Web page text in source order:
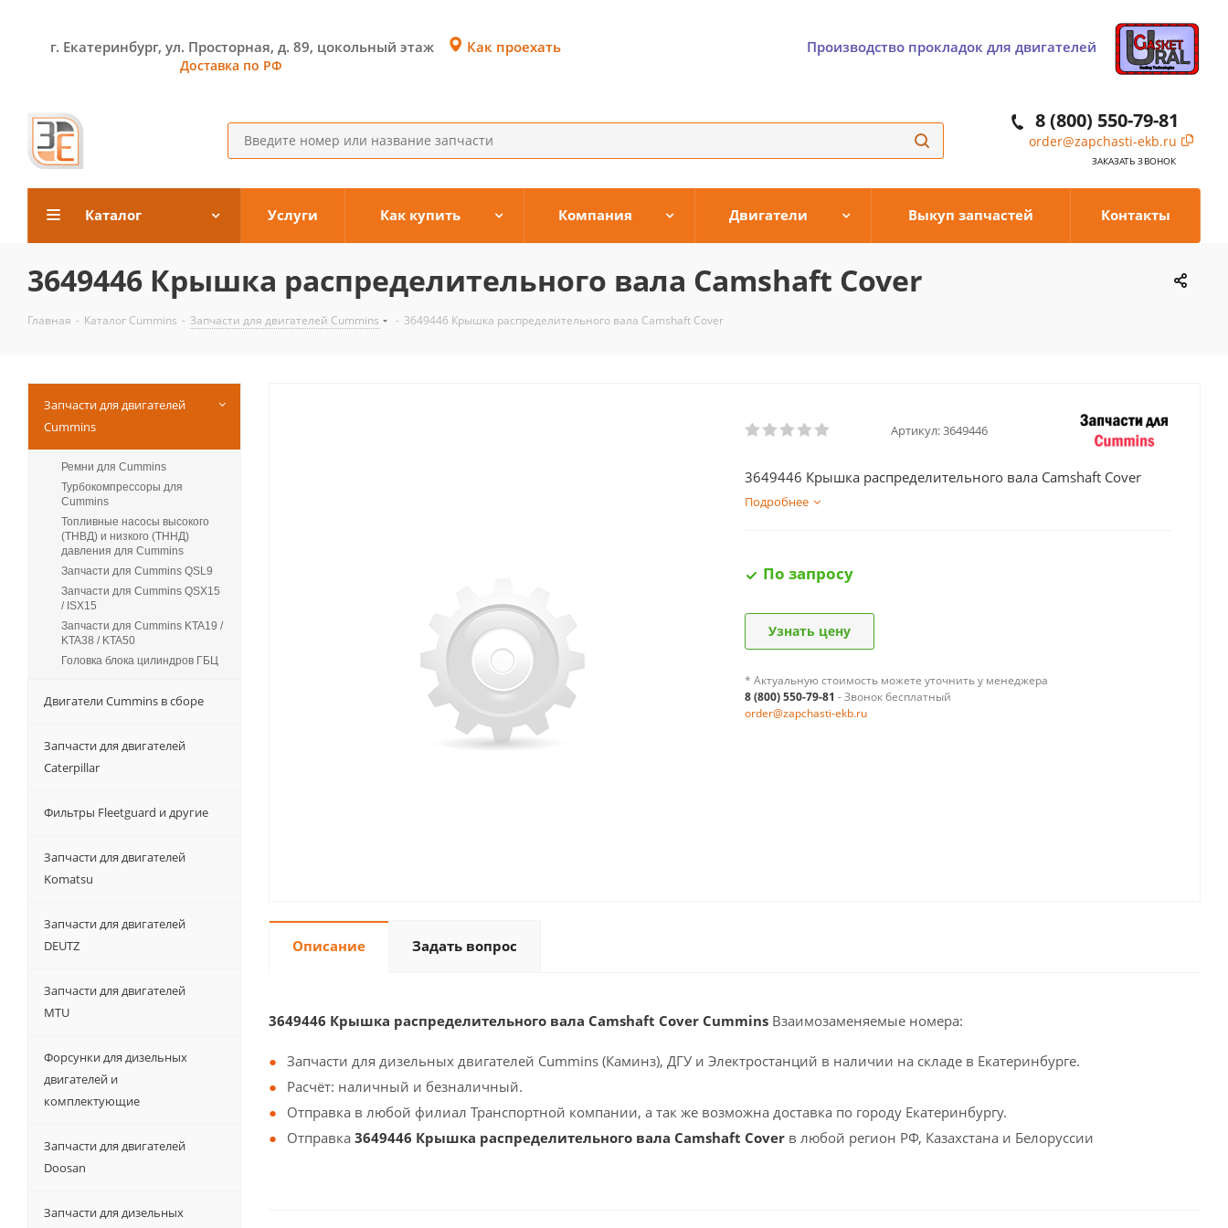
г. Екатеринбург, ул. Просторная, д. 89, цокольный этаж
Доставка по РФ
Как проехать Производство прокладок для двигателей
8 (800) 550-79-81
order@zapchasti-ekb.ru
ЗАКАЗАТЬ ЗВОНОК
Каталог Услуги Как купить Компания Двигатели Выкуп запчастей Контакты
3649446 Крышка распределительного вала Camshaft Cover
Главная - Каталог Cummins - Запчасти для двигателей Cummins - 3649446 Крышка распределительного вала Camshaft Cover
Артикул:3649446
3649446 Крышка распределительного вала Camshaft Cover
Подробнее
По запросу
Узнать цену
* Актуальную стоимость можете уточнить у менеджера
8 (800) 550-79-81 - Звонок бесплатный
order@zapchasti-ekb.ru
Описание Задать вопрос
3649446 Крышка распределительного вала Camshaft Cover Cummins Взаимозаменяемые номера:
Запчасти для дизельных двигателей Cummins (Каминз), ДГУ и Электростанций в наличии на складе в Екатеринбурге.
Расчёт: наличный и безналичный.
Отправка в любой филиал Транспортной компании, а так же возможна доставка по городу Екатеринбургу.
Отправка 3649446 Крышка распределительного вала Camshaft Cover в любой регион РФ, Казахстана и Белоруссии
Запчасти для двигателей
Cummins
Ремни для Cummins
Турбокомпрессоры для
Сummins
Топливные насосы высокого
(ТНВД) и низкого (ТННД)
давления для Cummins
Запчасти для Cummins QSL9
Запчасти для Cummins QSX15
/ ISX15
Запчасти для Cummins KTA19 /
KTA38 / KTA50
Головка блока цилиндров ГБЦ
Двигатели Cummins в сборе
Запчасти для двигателей
Caterpillar
Фильтры Fleetguard и другие
Запчасти для двигателей
Komatsu
Запчасти для двигателей
DEUTZ
Запчасти для двигателей
MTU
Форсунки для дизельных
двигателей и
комплектующие
Запчасти для двигателей
Doosan
Запчасти для дизельных